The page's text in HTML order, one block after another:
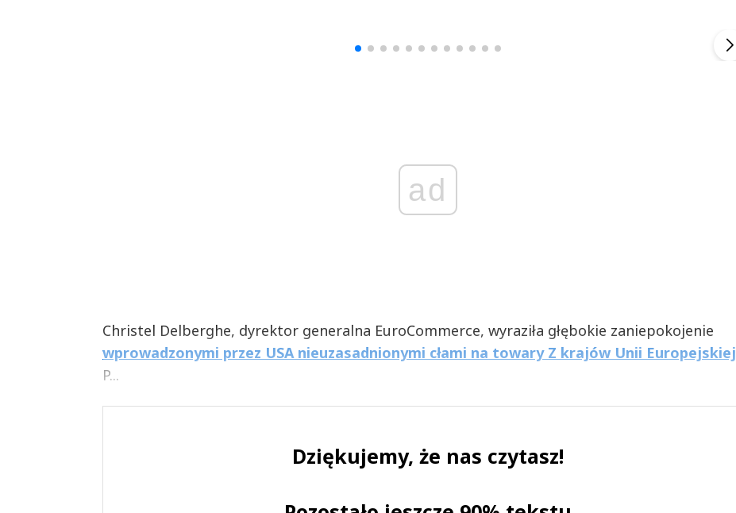
ad
Christel Delberghe, dyrektor generalna EuroCommerce, wyraziła głębokie zaniepokojenie
wprowadzonymi przez USA nieuzasadnionymi cłami na towary Z krajów Unii Europejskiej
P...
Dziękujemy, że nas czytasz!